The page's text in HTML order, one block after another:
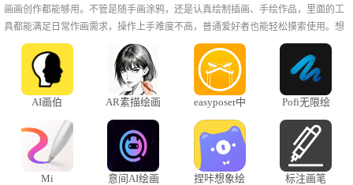
画画创作都能够用。不管是随手画涂鸦，还是认真绘制插画、手绘作品，里面的工
具都能满足日常作画需求，操作上手难度不高，普通爱好者也能轻松摸索使用。想
要试着动笔创作，或是平常有空练习画画，都可以从中挑选合适的款式尝试，轻轻
松松就能开启绘画创作，闲暇时间用来打发时间、打磨画画手艺都很合适。
AI画伯
AR素描绘画
easyposer中
Pofi无限绘
Mi
意间AI绘画
捏咔想象绘
标注画笔